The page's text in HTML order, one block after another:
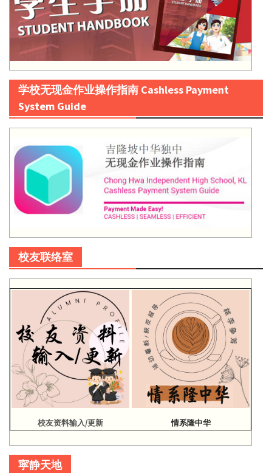
学校无现金作业操作指南 Cashless Payment
System Guide
校友联络室
校友资料输入/更新 情系隆中华
寜静天地